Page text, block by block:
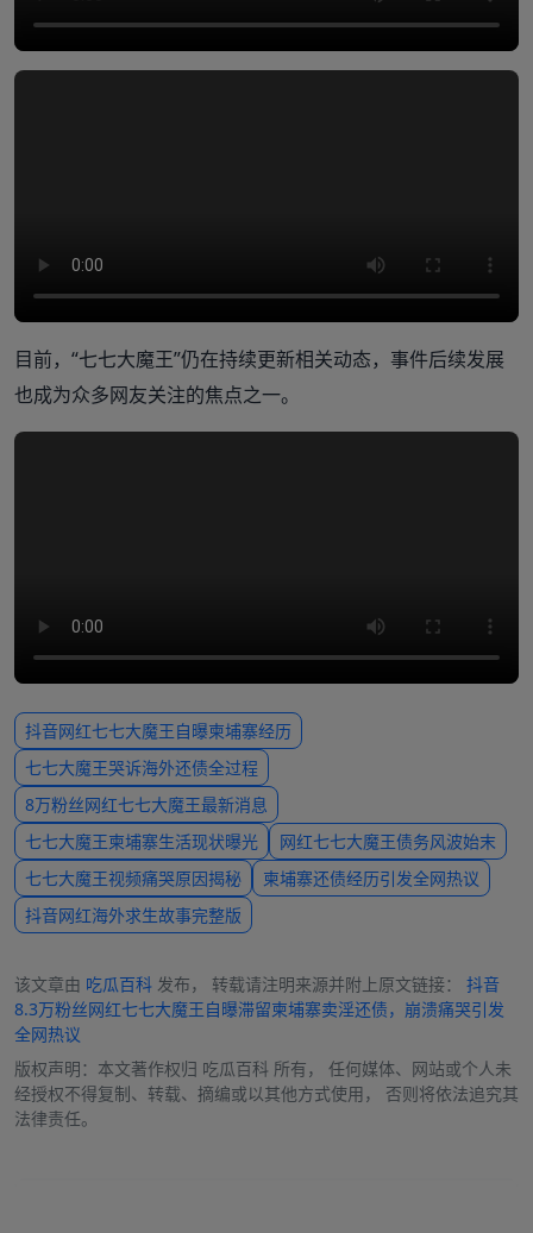
目前，“七七大魔王”仍在持续更新相关动态，事件后续发展
也成为众多网友关注的焦点之一。
抖音网红七七大魔王自曝柬埔寨经历
七七大魔王哭诉海外还债全过程
8万粉丝网红七七大魔王最新消息
七七大魔王柬埔寨生活现状曝光
网红七七大魔王债务风波始末
七七大魔王视频痛哭原因揭秘
柬埔寨还债经历引发全网热议
抖音网红海外求生故事完整版
该文章由 吃瓜百科 发布， 转载请注明来源并附上原文链接： 抖音
8.3万粉丝网红七七大魔王自曝滞留柬埔寨卖淫还债，崩溃痛哭引发
全网热议
版权声明：本文著作权归 吃瓜百科 所有， 任何媒体、网站或个人未
经授权不得复制、转载、摘编或以其他方式使用， 否则将依法追究其
法律责任。